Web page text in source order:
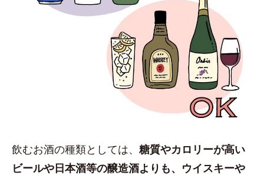
飲むお酒の種類としては、 糖質やカロリーが高い
ビールや日本酒等の醸造酒よりも、ウイスキーや